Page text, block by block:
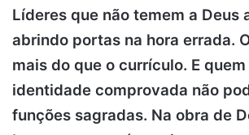
Líderes que não temem a Deus
abrindo portas na hora errada.
mais do que o currículo. E
identidade comprovada não
funções sagradas. Na obra de